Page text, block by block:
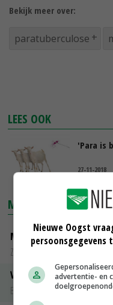
Bekijk meer over:
paratuberculose
LEES OOK
'Para is
27-11-2018
MARKTPRIJZEN
Magere melkpoeder
Zuivel NL
Vleeskuikens 2001-2600 gr
Barneveld
Nieuwe Oogst
persoonsgegevens
advertentie- en